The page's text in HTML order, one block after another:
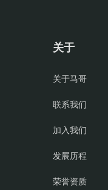
关于
关于马哥
联系我们
加入我们
发展历程
荣誉资质